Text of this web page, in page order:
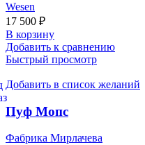
Wesen
17 500 ₽
В корзину
Добавить к сравнению
Быстрый просмотр
Добавить в список желаний
Пуф Мопс
Фабрика Мирлачева